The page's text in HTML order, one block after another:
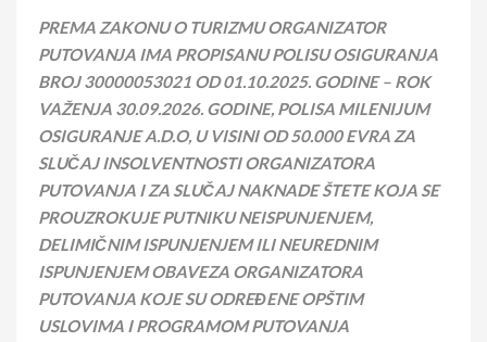
PREMA ZAKONU O TURIZMU ORGANIZATOR
PUTOVANJA IMA PROPISANU POLISU OSIGURANJA
BROJ30000053021 OD 01.10.2025. GODINE – ROK
VAŽENJA 30.09.2026. GODINE, POLISA MILENIJUM
OSIGURANJE A.D.O, U VISINI OD 50.000 EVRA ZA
SLUČAJ INSOLVENTNOSTI ORGANIZATORA
PUTOVANJA I ZA SLUČAJ NAKNADE ŠTETE KOJA SE
PROUZROKUJE PUTNIKU NEISPUNJENJEM,
DELIMIČNIM ISPUNJENJEM ILI NEUREDNIM
ISPUNJENJEM OBAVEZA ORGANIZATORA
PUTOVANJA KOJE SU ODREĐENE OPŠTIM
USLOVIMA I PROGRAMOM PUTOVANJA